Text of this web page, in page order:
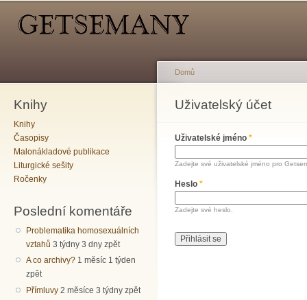
Knihy
Knihy
Časopisy
Malonákladové publikace
Liturgické sešity
Ročenky
Poslední komentáře
Problematika homosexuálních
vztahů 3 týdny 3 dny zpět
A co archivy? 1 měsíc 1 týden
zpět
Přímluvy 2 měsíce 3 týdny zpět
Jste zde
Domů
Uživatelský účet
Hlavní záložky
Uživatelské jméno *
Zadejte své uživatelské jméno pro
Heslo *
Zadejte své heslo.